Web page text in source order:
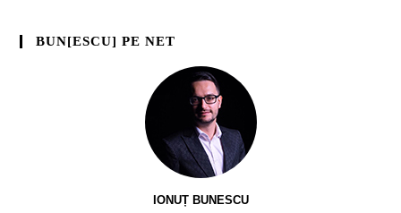
BUN[ESCU] PE NET
IONUȚ BUNESCU